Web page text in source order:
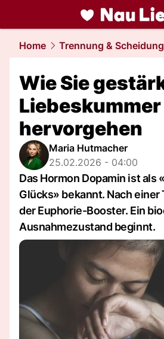
liebe.NAU.ch
Home Trennung & Scheidung
Wie Sie
Liebeskummer
hervorgehen
Maria Hutmacher
25.02.2026 - 04:00
Das Hormon Dopamin ist als
Glücks» bekannt. Nach
der Euphorie-Booster. Ein
Ausnahmezustand beginnt.